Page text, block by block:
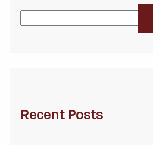
Recent Posts